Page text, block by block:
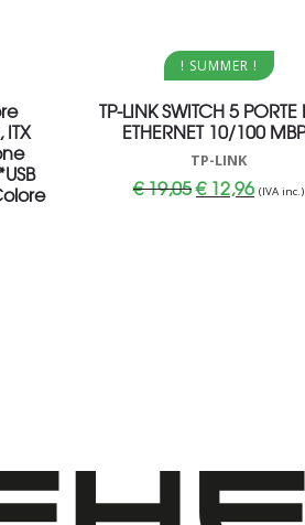
Aggiungi al carrello
! SUMMER !
TP-LINK SWITCH 5 PORTE
ETHERNET 10/100
TP-LINK
€19,05Il
prezzo
€12,96Il
prezzo
(IVA inc.)